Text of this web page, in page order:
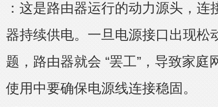
：这是路由器运行的动力源头，连
器持续供电。一旦电源接口出现松
题，路由器就会 “罢工”，导致家庭
使用中要确保电源线连接稳固。